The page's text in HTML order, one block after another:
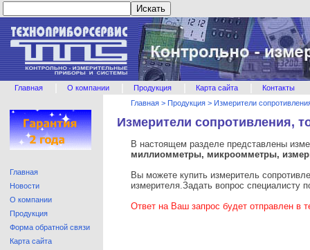
Главная О компании Продукция Карта сайта Контакты
Главная
Новости
О компании
Продукция
Форма обратной связи
Карта сайта
Главная > Продукция > Измерители
Измерители сопротивления,
В настоящем разделе представлены
миллиомметры, микроомметры,
Вы можете купить измеритель
измерителя.Задать вопрос специалисту
Ответ на Ваш запрос будет отправлен в